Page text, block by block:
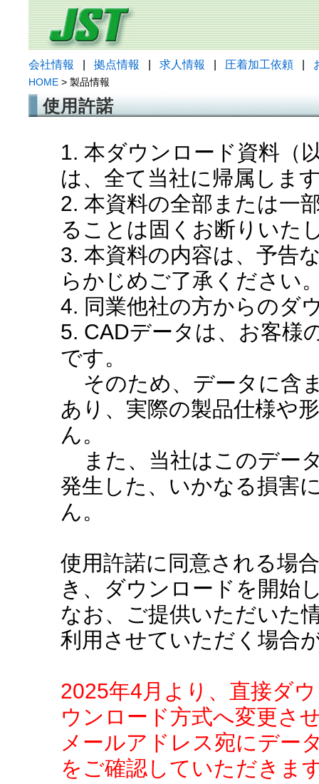
会社情報 拠点情報 求人情報 圧着加工依頼
HOME > 製品情報
使用許諾
1. 本ダウンロード資料（
は、全て当社に帰属しま
2. 本資料の全部または一
ることは固くお断りいた
3. 本資料の内容は、予告
らかじめご了承ください
4. 同業他社の方からのダ
5. CADデータは、お客様
です。
そのため、データに含
あり、実際の製品仕様や
ん。
また、当社はこのデー
発生した、いかなる損害
ん。
使用許諾に同意される場
き、ダウンロードを開始
なお、ご提供いただいた
利用させていただく場合
2025年4月より、直接ダ
ウンロード方式へ変更さ
メールアドレス宛にデー
をご確認していただきま